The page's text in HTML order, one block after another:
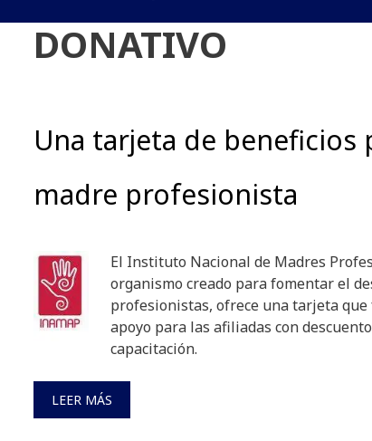
DONATIVO
Una tarjeta de beneficios
madre profesionista
El Instituto Nacional de Madres
organismo creado para fomentar el
profesionistas, ofrece una tarjeta
apoyo para las afiliadas con
capacitación.
LEER MÁS